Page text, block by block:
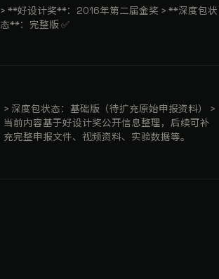
> **好设计奖**：2016年第二届金奖 > **深度包状
态**：完整版 ✅
> 深度包状态：基础版（待扩充原始申报资料） >
当前内容基于好设计奖公开信息整理，后续可补
充完整申报文件、视频资料、实验数据等。